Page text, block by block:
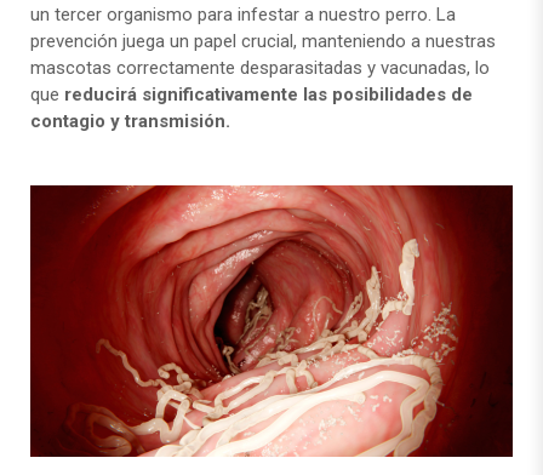
un tercer organismo para infestar a nuestro perro. La
prevención juega un papel crucial, manteniendo a nuestras
mascotas correctamente desparasitadas y vacunadas, lo
que reducirá significativamente las posibilidades de
contagio y transmisión.